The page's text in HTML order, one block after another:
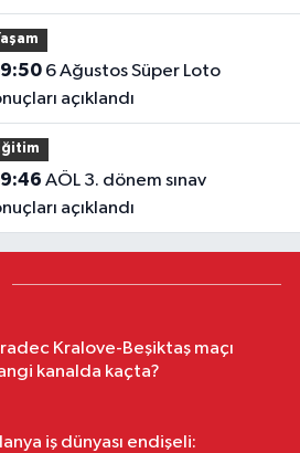
6 Ağustos Süper Loto
açıklandı
açıklandı
Kralove-Beşiktaş maçı
kanalda kaçta?
iş dünyası endişeli: